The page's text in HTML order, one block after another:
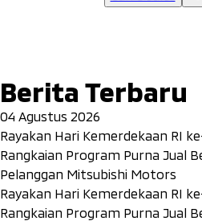
Berita Terbaru
04 Agustus 2026
Rayakan Hari Kemerdekaan RI
Rangkaian Program Purna Jual
Pelanggan Mitsubishi Motors
Rayakan Hari Kemerdekaan RI
Rangkaian Program Purna Jual